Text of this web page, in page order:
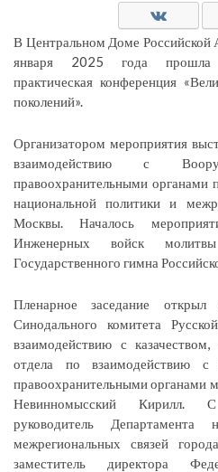
В Центральном Доме
января 2025 года прошла
практическая конференция
поколений».
Организатором мероприятия
взаимодействию с
правоохранительными органами
национальной политики и
Москвы. Началось
Инженерных войск
Государственного гимна
Пленарное заседание открыл
Синодального комитета
взаимодействию с казачеством,
отдела по взаимодействию
правоохранительными органами
Невинномысский Кирилл.
руководитель Департамента
межрегиональных связей
заместитель директора